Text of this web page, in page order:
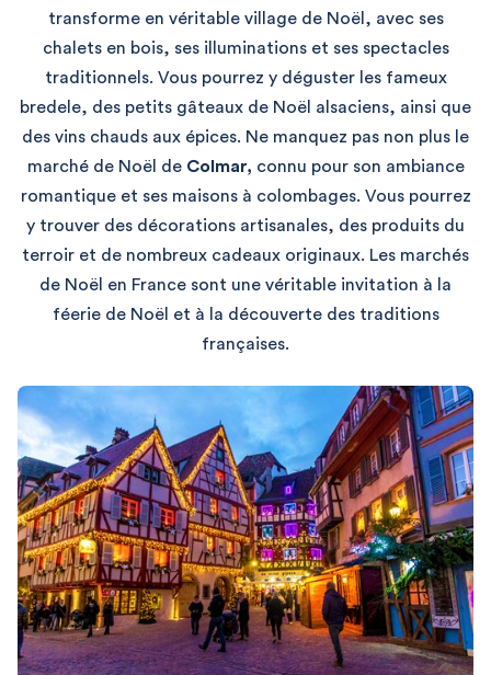
transforme en véritable village de Noël, avec ses
chalets en bois, ses illuminations et ses spectacles
traditionnels. Vous pourrez y déguster les fameux
bredele, des petits gâteaux de Noël alsaciens, ainsi que
des vins chauds aux épices. Ne manquez pas non plus le
marché de Noël de Colmar, connu pour son ambiance
romantique et ses maisons à colombages. Vous pourrez
y trouver des décorations artisanales, des produits du
terroir et de nombreux cadeaux originaux. Les marchés
de Noël en France sont une véritable invitation à la
féerie de Noël et à la découverte des traditions
françaises.